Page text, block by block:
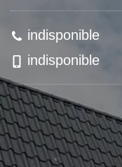
indisponible
indisponible